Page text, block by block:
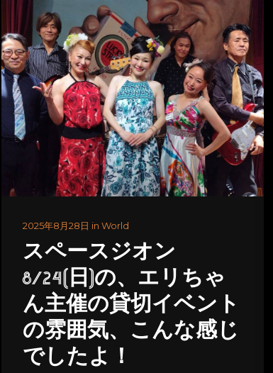
2025年8月28日 in World
スペースジオン
8/24(日)の、エリちゃ
ん主催の貸切イベント
の雰囲気、こんな感じ
でしたよ！